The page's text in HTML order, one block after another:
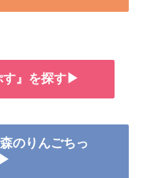
す』を探す▶
のりんごちっ